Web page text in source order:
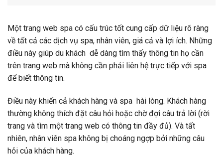
Một trang web spa có cấu trúc tốt cung cấp dữ liệu rõ ràng
về tất cả các dịch vụ spa, nhân viên, giá cả và lợi ích. Những
điều này giúp du khách dễ dàng tìm thấy thông tin họ cần
trên trang web mà không cần phải liên hệ trực tiếp với spa
để biết thông tin.
Điều này khiến cả khách hàng và spa hài lòng. Khách hàng
thường không thích đặt câu hỏi hoặc chờ đợi câu trả lời (rời
trang và tìm một trang web có thông tin đầy đủ). Và tất
nhiên, nhân viên spa không bị choáng ngợp bởi những câu
hỏi của khách hàng.